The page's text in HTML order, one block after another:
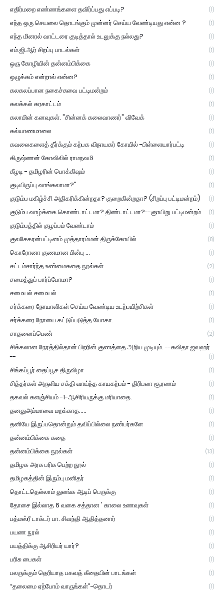
எதிர்மறை எண்ணங்களை தவிர்ப்பது எப்படி? (1)
எந்த ஒரு செயலை தொடங்கும் முன்னர் செய்ய வேண்டியது என்ன ? (1)
எந்த மினரல் வாட்டரை குடித்தால் உடலுக்கு நல்லது? (1)
எம்.ஜி.ஆர் சிறப்பு பாடல்கள் (1)
ஒரு கோழியின் தன்னம்பிக்கை (1)
ஒழுக்கம் என்றால் என்ன? (1)
கலகலப்பான நகைச்சுவை பட்டிமன்றம் (1)
கலக்கல் கரகாட்டம் (1)
கலாமின் கனவுகள். "சின்னக் கலைவாணர்" விவேக் (1)
கல்யாணமாலை (1)
கவலைகளைத் தீர்க்கும் கற்பக விநாயகர் கோயில் -பிள்ளையார்பட்டி (1)
கிருஷ்ணன் கோவிலில் ராமநவமி (1)
கீழடி - தமிழரின் பொக்கிஷம் (1)
குடியிருப்பு வாங்கலாமா?" (1)
குடும்ப மகிழ்ச்சி அதிகரிக்கின்றதா? குறைகின்றதா? (சிறப்பு பட்டிமன்றம்) (1)
குடும்ப வாழ்க்கை கொண்டாட்டமா? திண்டாட்டமா?--ஞாயிறு பட்டிமன்றம் (1)
குடும்பத்தில் குழப்பம் வேண்டாம் (1)
குலசேகரன்பட்டினம் முத்தாரம்மன் திருக்கோயில் (8)
கொரோனா குணமான பின்பு ... (1)
சட்டம்சார்ந்த உண்மைகதை நூல்கள் (2)
சமைத்துப் பார்ப்போமா? (1)
சமையல் சமையல் (1)
சர்க்கரை நோயாளிகள் செய்ய வேண்டிய உடற்பயிற்சிகள் (1)
சர்க்கரை நோயை கட்டுப்படுத்த யோகா. (1)
சாதனைப்பெண் (2)
சிக்கலான நேரத்தில்தான் பிறரின் குணத்தை அறிய முடியும். --கவிதா ஜவஹர்
--
(1)
சிங்கப்பூர் தைப்பூச திருவிழா (1)
சித்தர்கள் அருளிய சக்தி வாய்ந்த காயகற்பம் - திரிபலா சூரணம் (1)
தகவல் களஞ்சியம் -1-ஆசிரியருக்கு மரியாதை. (1)
தனதுஅம்மாவை மறக்காத..... (1)
தனியே இருப்பதொன்றும் தவிப்பில்லை நண்பர்களே (1)
தன்னம்பிக்கை கதை (1)
தன்னம்பிக்கை நூல்கள் (13)
தமிழக அரசு பரிசு பெற்ற நூல் (1)
தமிழகத்தின் இரும்பு மனிதர் (1)
தொட்டதெல்லாம் துலங்க ஆடிப் பெருக்கு (1)
தோசை இல்லாத 6 வகை சத்தான ' காலை உணவுகள் (1)
பத்மஸ்ரீ டாக்டர் பா. சிவந்தி ஆதித்தனார் (1)
பயண நூல் (1)
பயத்திக்கு ஆசிரியர் யார்? (1)
பரிசு பைகள் (1)
பலருக்கும் தெரியாத பகவத் கீதையின் பாடங்கள் (1)
“தலைமை ஏற்போம் வாருங்கள்”-தொடர் (1)